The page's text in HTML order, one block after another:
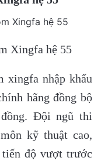
Xingfa hệ 55
xingfa nhập khẩu
hãng đồng bộ
Đội ngũ thi
kỹ thuật cao,
độ vượt trước